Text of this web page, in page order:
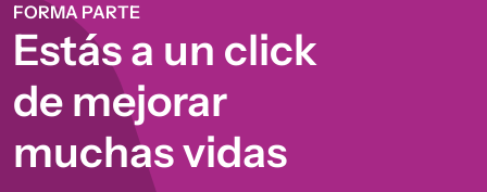
FORMA PARTE
Estás a un click
de mejorar
muchas vidas